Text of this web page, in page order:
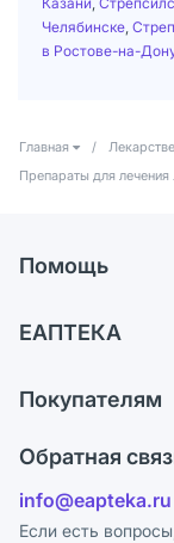
Челябинске
в Ростове-на-
Главная /
Препараты для
Помощь
Обмен и возврат
Блог
ЕАПТЕКА
Карьера
Поставщики
Лицензия
Реклама на сайте
Покупателям
Программа
Обратная
info@eapteka.ru
Если есть вопросы,